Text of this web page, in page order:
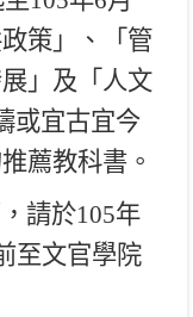
策」、「管
」及「人文
或宜古宜今
薦教科書。
請於105年
至文官學院